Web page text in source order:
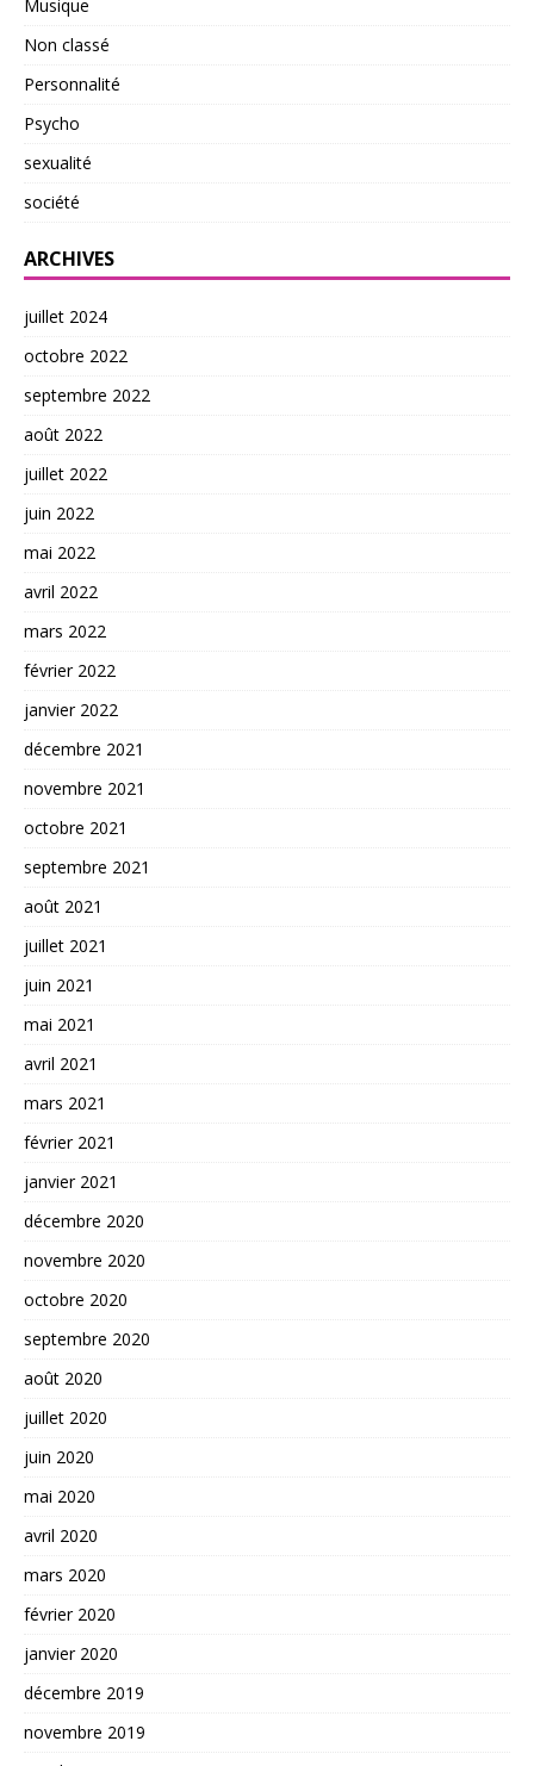
Musique
Non classé
Personnalité
Psycho
sexualité
société
ARCHIVES
juillet 2024
octobre 2022
septembre 2022
août 2022
juillet 2022
juin 2022
mai 2022
avril 2022
mars 2022
février 2022
janvier 2022
décembre 2021
novembre 2021
octobre 2021
septembre 2021
août 2021
juillet 2021
juin 2021
mai 2021
avril 2021
mars 2021
février 2021
janvier 2021
décembre 2020
novembre 2020
octobre 2020
septembre 2020
août 2020
juillet 2020
juin 2020
mai 2020
avril 2020
mars 2020
février 2020
janvier 2020
décembre 2019
novembre 2019